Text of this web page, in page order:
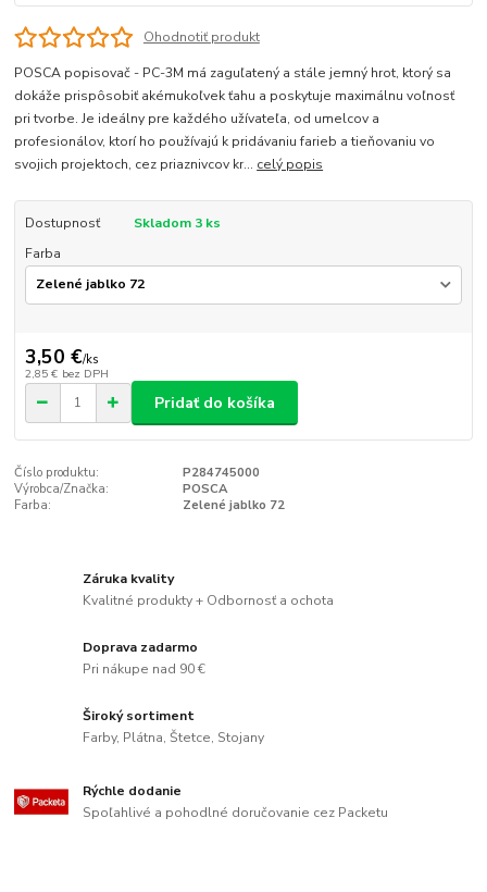
Ohodnotiť produkt
POSCA popisovač - PC-3M má zaguľatený a stále jemný hrot, ktorý sa
dokáže prispôsobiť akémukoľvek ťahu a poskytuje maximálnu voľnosť
pri tvorbe. Je ideálny pre každého užívateľa, od umelcov a
profesionálov, ktorí ho používajú k pridávaniu farieb a tieňovaniu vo
svojich projektoch, cez priaznivcov kr... celý popis
Dostupnosť
Skladom 3 ks
Farba
3,50 €/ks
2,85 € bez DPH
Pridať do košíka
Číslo produktu:
P284745000
Výrobca/Značka:
POSCA
Farba:
Zelené jablko 72
Záruka kvality
Kvalitné produkty + Odbornosť a ochota
Doprava zadarmo
Pri nákupe nad 90 €
Široký sortiment
Farby, Plátna, Štetce, Stojany
Rýchle dodanie
Spoľahlivé a pohodlné doručovanie cez Packetu